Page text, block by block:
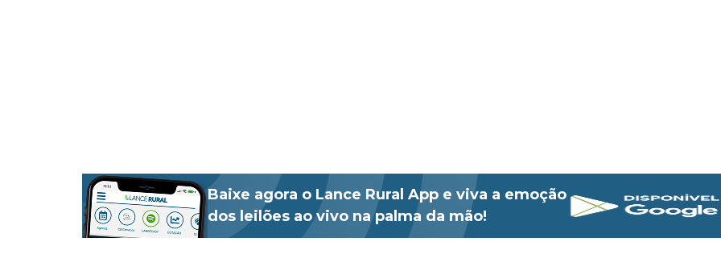
Baixe agora o Lance Rural App e viva a emoção
dos leilões ao vivo na palma da mão!